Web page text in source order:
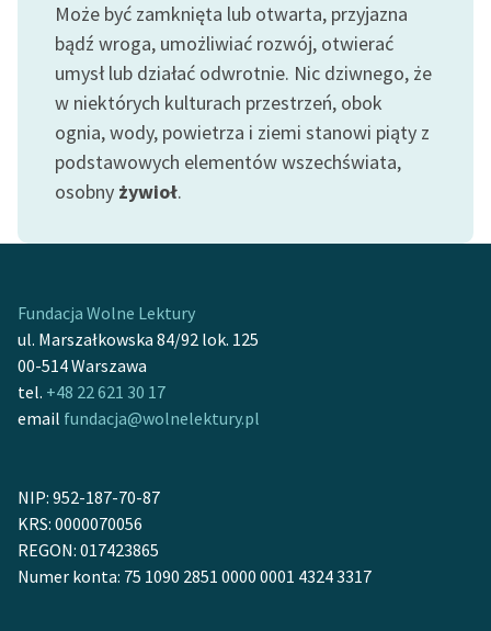
O nas
Kontakt
O projekcie
Zespół
Zasady wykorzystania
Logotypy
Materiały promocyjne
Polityka prywatności
sprawozdania finansowe
Regulamin darowizn
Może być zamknięta lub otwarta, przyjazna
bądź wroga, umożliwiać rozwój, otwierać
umysł lub działać odwrotnie. Nic dziwnego, że
w niektórych kulturach przestrzeń, obok
ognia, wody, powietrza i ziemi stanowi piąty z
podstawowych elementów wszechświata,
osobny żywioł.
Fundacja Wolne Lektury
ul. Marszałkowska 84/92 lok. 125
00-514 Warszawa
tel. +48 22 621 30 17
email fundacja@wolnelektury.pl
NIP: 952-187-70-87
KRS: 0000070056
REGON: 017423865
Numer konta: 75 1090 2851 0000 0001 4324 3317